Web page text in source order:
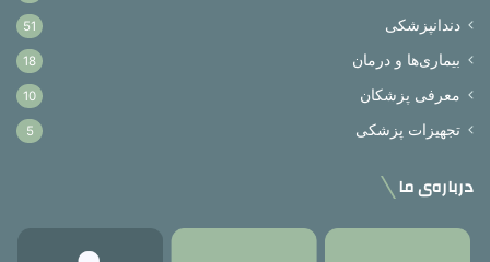
دندانپزشکی 51
بیماری‌ها و درمان 18
معرفی پزشکان 10
تجهیزات پزشکی 5
درباره‌ی ما